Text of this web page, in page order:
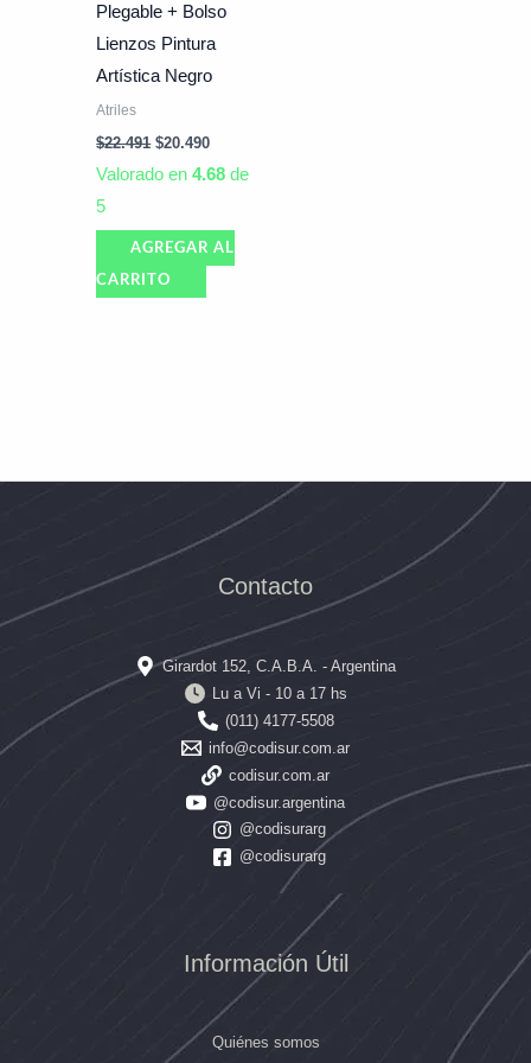
Plegable + Bolso
Lienzos Pintura
Artística Negro
Atriles
$22.491 $20.490
Valorado en4.68 de
5
AGREGAR AL
CARRITO
Contacto
Girardot 152, C.A.B.A. - Argentina
Lu a Vi - 10 a 17 hs
(011) 4177-5508
info@codisur.com.ar
codisur.com.ar
@codisur.argentina
@codisurarg
@codisurarg
Información Útil
Quiénes somos